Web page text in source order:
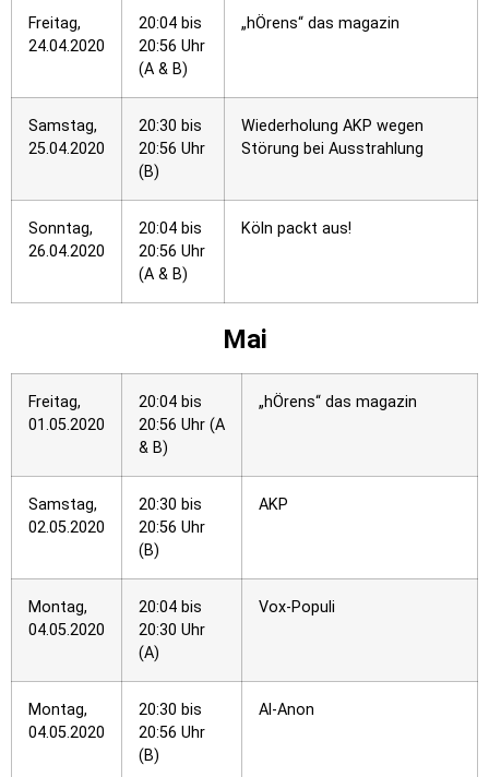
Freitag,
24.04.2020
20:04 bis
20:56 Uhr
(A & B)
„hÖrens“ das magazin
Samstag,
25.04.2020
20:30 bis
20:56 Uhr
(B)
Wiederholung AKP wegen
Störung bei Ausstrahlung
Sonntag,
26.04.2020
20:04 bis
20:56 Uhr
(A & B)
Köln packt aus!
Mai
Freitag,
01.05.2020
20:04 bis
20:56 Uhr (A
& B)
„hÖrens“ das magazin
Samstag,
02.05.2020
20:30 bis
20:56 Uhr
(B)
AKP
Montag,
04.05.2020
20:04 bis
20:30 Uhr
(A)
Vox-Populi
Montag,
04.05.2020
20:30 bis
20:56 Uhr
(B)
Al-Anon